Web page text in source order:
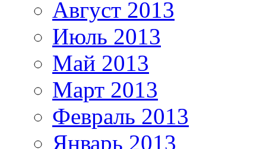
Август 2013
Июль 2013
Май 2013
Март 2013
Февраль 2013
Январь 2013